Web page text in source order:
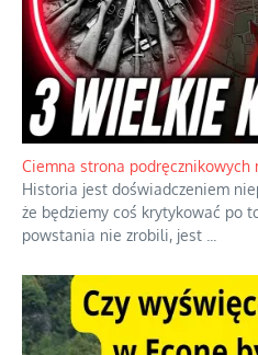
Szlachetna duma z
Jednym z dziedzictw polskiej
oceniania wszystkiego w
również polityki